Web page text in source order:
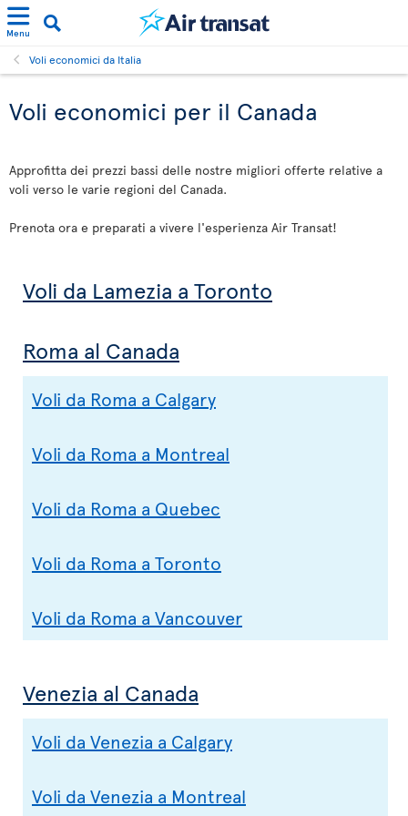
Menu
Voli economici da Italia
Voli economici per il Canada
Approfitta dei prezzi bassi delle nostre migliori offerte relative a
voli verso le varie regioni del Canada.
Prenota ora e preparati a vivere l'esperienza Air Transat!
Voli da Lamezia a Toronto
Roma al Canada
Voli da Roma a Calgary
Voli da Roma a Montreal
Voli da Roma a Quebec
Voli da Roma a Toronto
Voli da Roma a Vancouver
Venezia al Canada
Voli da Venezia a Calgary
Voli da Venezia a Montreal